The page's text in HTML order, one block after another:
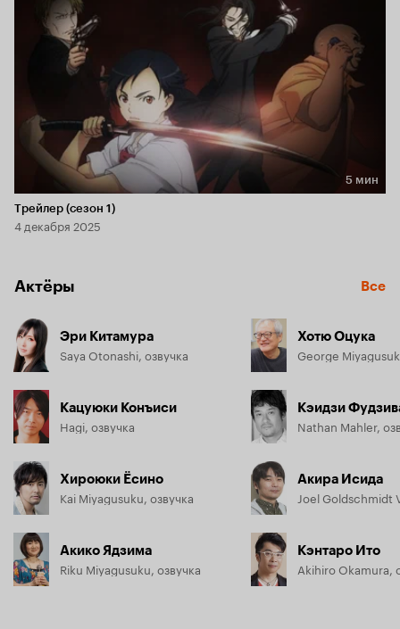
Длительность 5 мин
5 мин
Трейлер (сезон 1)
4 декабря 2025
Актёры Все
Эри Китамура
Saya Otonashi, озвучка
Кацуюки Конъиси
Hagi, озвучка
Хироюки Ёсино
Kai Miyagusuku, озвучка
Акико Ядзима
Riku Miyagusuku, озвучка
Хотю Оцука
George
Кэидзи
Nathan Mahler,
Акира Исида
Joel Goldschmidt
Кэнтаро Ито
Akihiro Okamura,